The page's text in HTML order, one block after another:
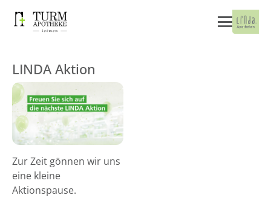
LINDA Aktion
Zur Zeit gönnen wir uns
eine kleine
Aktionspause.